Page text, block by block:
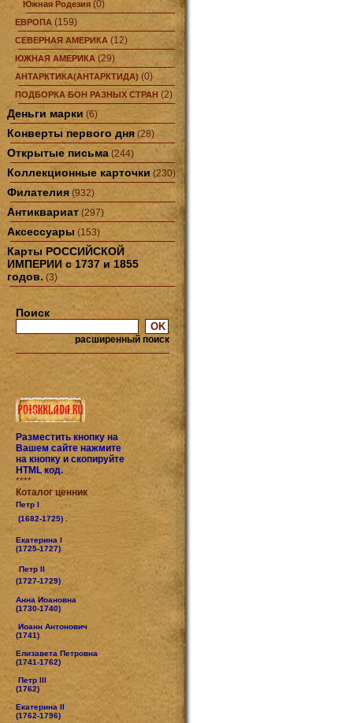
Южная Родезия (0)
ЕВРОПА (159)
СЕВЕРНАЯ АМЕРИКА (12)
ЮЖНАЯ АМЕРИКА (29)
АНТАРКТИКА(АНТАРКТИДА) (0)
ПОДБОРКА БОН РАЗНЫХ СТРАН (2)
Деньги марки (6)
Конверты первого дня (28)
Открытые письма (244)
Коллекционные карточки (230)
Филателия (932)
Антиквариат (297)
Аксессуары (153)
Карты РОССИЙСКОЙ
ИМПЕРИИ с 1737 и 1855
годов. (3)
Поиск
расширенный поиск
Разместить кнопку на
Вашем сайте нажмите
на кнопку и скопируйте
HTML код.
****
Коталог ценник
Петр I
(1682-1725) .
Екатерина I
(1725-1727)
Петр II
(1727-1729)
Анна Иоановна
(1730-1740)
Иоанн Антонович
(1741)
Елизавета Петровна
(1741-1762)
Петр III
(1762)
Екатерина II
(1762-1796)